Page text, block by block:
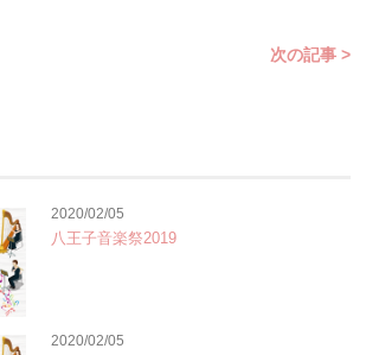
次の記事 >
2020/02/05
八王子音楽祭2019
2020/02/05